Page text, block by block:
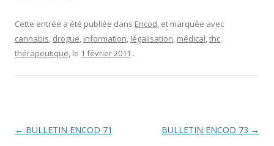
Cette entrée a été publiée dans Encod, et marquée avec
cannabis, drogue, information, légalisation, médical,thc,
thérapeutique, le 1 février 2011 .
Navigation
← BULLETIN ENCOD 71 BULLETIN ENCOD 73 →